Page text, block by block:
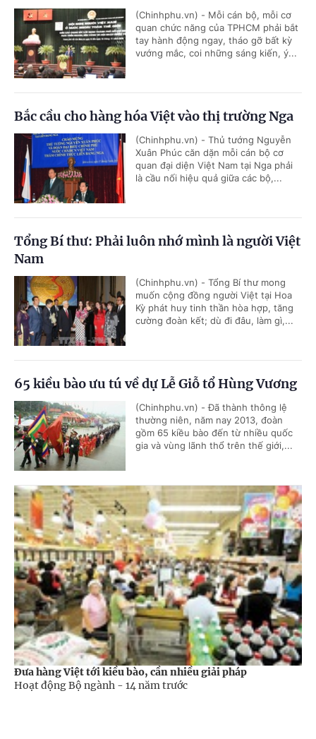
(Chinhphu.vn) - Mỗi cán bộ, mỗi cơ
quan chức năng của TPHCM phải bắt
tay hành động ngay, tháo gỡ bất kỳ
vướng mắc, coi những sáng kiến, ý...
Bắc cầu cho hàng hóa Việt vào thị trường Nga
(Chinhphu.vn) - Thủ tướng Nguyễn
Xuân Phúc căn dặn mỗi cán bộ cơ
quan đại diện Việt Nam tại Nga phải
là cầu nối hiệu quả giữa các bộ,...
Tổng Bí thư: Phải luôn nhớ mình là người Việt
Nam
(Chinhphu.vn) - Tổng Bí thư mong
muốn cộng đồng người Việt tại Hoa
Kỳ phát huy tinh thần hòa hợp, tăng
cường đoàn kết; dù đi đâu, làm gì,...
65 kiều bào ưu tú về dự Lễ Giỗ tổ Hùng Vương
(Chinhphu.vn) - Đã thành thông lệ
thường niên, năm nay 2013, đoàn
gồm 65 kiều bào đến từ nhiều quốc
gia và vùng lãnh thổ trên thế giới,...
Đưa hàng Việt tới kiều bào, cần nhiều giải pháp
Hoạt động Bộ ngành - 14 năm trước